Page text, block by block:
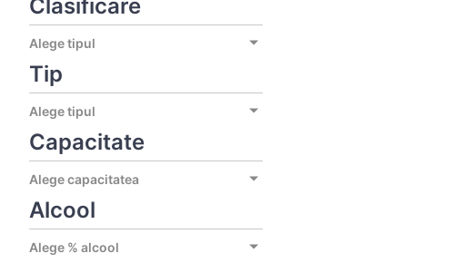
Clasificare
Alege tipul
Tip
Alege tipul
Capacitate
Alege capacitatea
Alcool
Alege % alcool